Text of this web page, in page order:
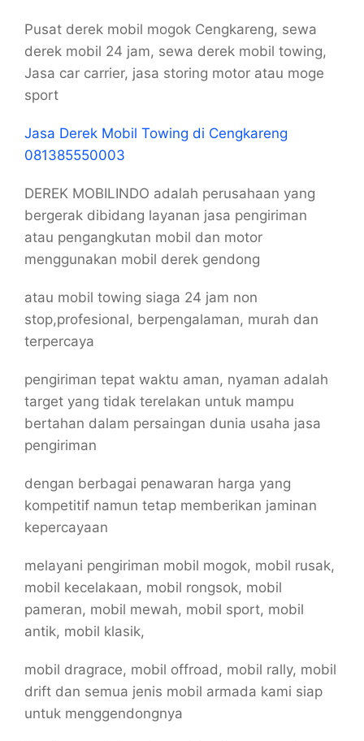
Pusat derek mobil mogok Cengkareng, sewa
derek mobil 24 jam, sewa derek mobil towing,
Jasa car carrier, jasa storing motor atau moge
sport
Jasa Derek Mobil Towing di Cengkareng
081385550003
DEREK MOBILINDO adalah perusahaan yang
bergerak dibidang layanan jasa pengiriman
atau pengangkutan mobil dan motor
menggunakan mobil derek gendong
atau mobil towing siaga 24 jam non
stop,profesional, berpengalaman, murah dan
terpercaya
pengiriman tepat waktu aman, nyaman adalah
target yang tidak terelakan untuk mampu
bertahan dalam persaingan dunia usaha jasa
pengiriman
dengan berbagai penawaran harga yang
kompetitif namun tetap memberikan jaminan
kepercayaan
melayani pengiriman mobil mogok, mobil rusak,
mobil kecelakaan, mobil rongsok, mobil
pameran, mobil mewah, mobil sport, mobil
antik, mobil klasik,
mobil dragrace, mobil offroad, mobil rally, mobil
drift dan semua jenis mobil armada kami siap
untuk menggendongnya